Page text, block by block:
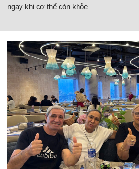
ngay khi cơ thể còn khỏe